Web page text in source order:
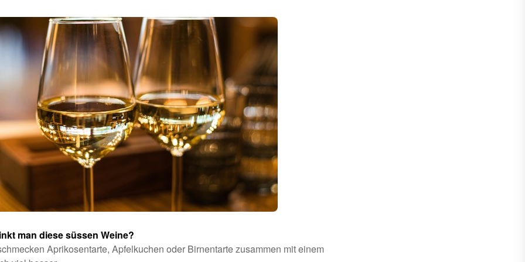
man diese süssen Weine?
Aprikosentarte, Apfelkuchen oder Birnentarte zusammen mit einem